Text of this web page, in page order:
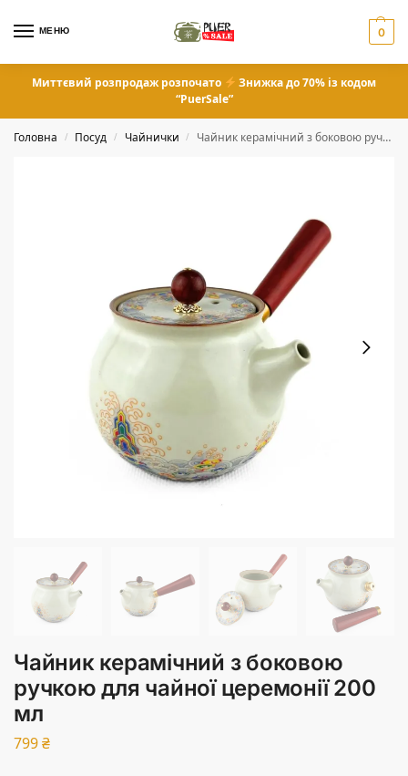
МЕНЮ 0
Миттєвий розпродаж розпочато
Знижка до 70% із кодом
“PuerSale”
Головна / Посуд / Чайнички / Чайник керамічний з боковою ручкою для чайної церемонії 200 мл
Чайник керамічний з боковою
ручкою для чайної церемонії 200
мл
799₴